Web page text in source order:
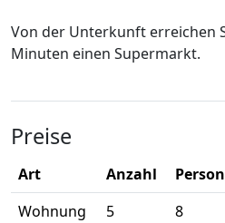
Von der Unterkunft erreichen
Minuten einen Supermarkt.
Preise
Art Anzahl
Wohnung
5 8